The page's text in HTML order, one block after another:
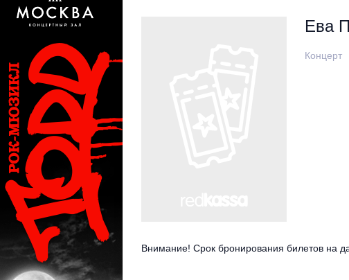
Ева
Концерт
Внимание! Срок бронирования билетов на